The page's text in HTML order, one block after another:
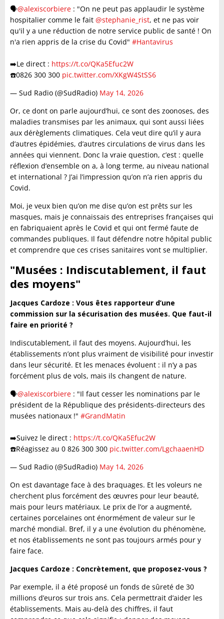
🗣️@alexiscorbiere : "On ne peut pas applaudir le système
hospitalier comme le fait @stephanie_rist, et ne pas voir
qu'il y a une réduction de notre service public de santé ! On
n'a rien appris de la crise du Covid" #Hantavirus
➡️Le direct : https://t.co/QKa5Efuc2W
☎️0826 300 300 pic.twitter.com/XKgW4StSS6
— Sud Radio (@SudRadio) May 14, 2026
Or, ce dont on parle aujourd’hui, ce sont des zoonoses, des
maladies transmises par les animaux, qui sont aussi liées
aux dérèglements climatiques. Cela veut dire qu’il y aura
d’autres épidémies, d’autres circulations de virus dans les
années qui viennent. Donc la vraie question, c’est : quelle
réflexion d’ensemble on a, à long terme, au niveau national
et international ? J’ai l’impression qu’on n’a rien appris du
Covid.
Moi, je veux bien qu’on me dise qu’on est prêts sur les
masques, mais je connaissais des entreprises françaises qui
en fabriquaient après le Covid et qui ont fermé faute de
commandes publiques. Il faut défendre notre hôpital public
et comprendre que ces crises sanitaires vont se multiplier.
"Musées : Indiscutablement, il faut
des moyens"
Jacques Cardoze : Vous êtes rapporteur d’une
commission sur la sécurisation des musées. Que faut-il
faire en priorité ?
Indiscutablement, il faut des moyens. Aujourd’hui, les
établissements n’ont plus vraiment de visibilité pour investir
dans leur sécurité. Et les menaces évoluent : il n’y a pas
forcément plus de vols, mais ils changent de nature.
🗣️@alexiscorbiere : "Il faut cesser les nominations par le
président de la République des présidents-directeurs des
musées nationaux !" #GrandMatin
➡️Suivez le direct : https://t.co/QKa5Efuc2W
☎️Réagissez au 0 826 300 300 pic.twitter.com/LgchaaenHD
— Sud Radio (@SudRadio) May 14, 2026
On est davantage face à des braquages. Et les voleurs ne
cherchent plus forcément des œuvres pour leur beauté,
mais pour leurs matériaux. Le prix de l’or a augmenté,
certaines porcelaines ont énormément de valeur sur le
marché mondial. Bref, il y a une évolution du phénomène,
et nos établissements ne sont pas toujours armés pour y
faire face.
Jacques Cardoze : Concrètement, que proposez-vous ?
Par exemple, il a été proposé un fonds de sûreté de 30
millions d’euros sur trois ans. Cela permettrait d’aider les
établissements. Mais au-delà des chiffres, il faut